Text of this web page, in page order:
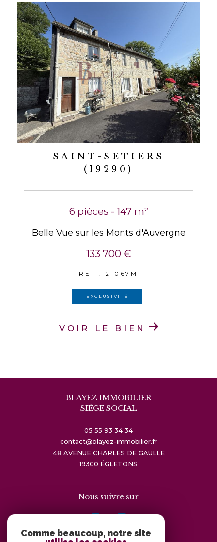
SAINT-SETIERS
(19290)
6 pièces - 147 m²
Belle Vue sur les Monts d'Auvergne
133 700 €
REF : 21067M
EXCLUSIVITÉ
VOIR LE BIEN
BLAYEZ IMMOBILIER
SIÈGE SOCIAL
05 55 93 34 34
contact@blayez-immobilier.fr
48 AVENUE CHARLES DE GAULLE
19300
ÉGLETONS
Nous suivre sur
Comme beaucoup, notre site